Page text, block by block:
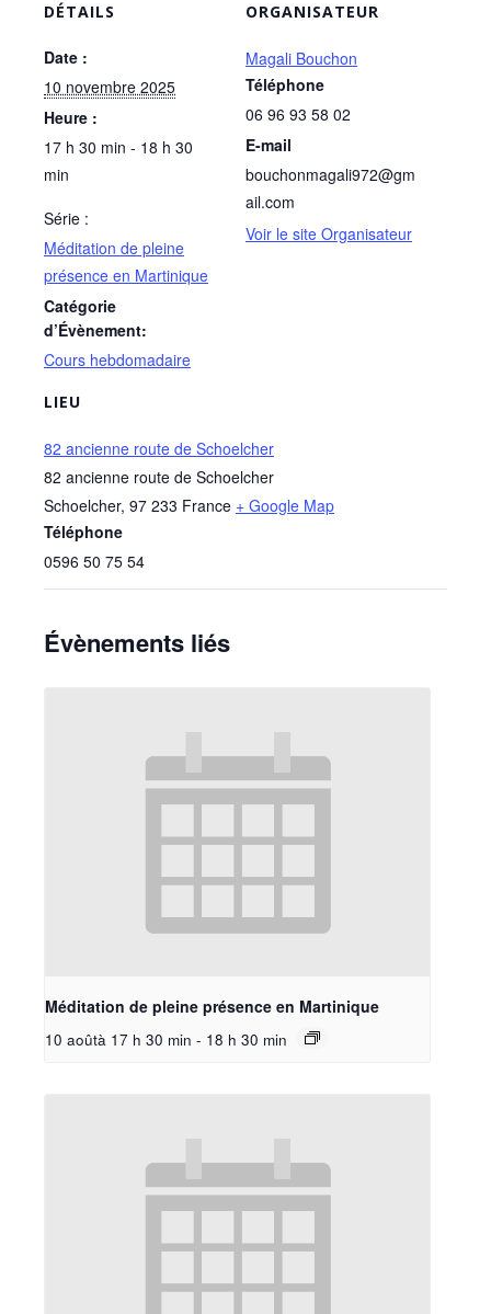
DÉTAILS
Date :
10 novembre 2025
Heure :
17 h 30 min - 18 h 30
min
Série :
Méditation de pleine
présence en Martinique
Catégorie
d’Évènement:
Cours hebdomadaire
LIEU
82 ancienne route de Schoelcher
82 ancienne route de Schoelcher
Schoelcher, 97 233 France + Google Map
Téléphone
0596 50 75 54
ORGANISATEUR
Magali Bouchon
Téléphone
06 96 93 58 02
E-mail
bouchonmagali972@gm
ail.com
Voir le site Organisateur
Évènements liés
Méditation de pleine présence en Martinique
10 aoûtà 17 h 30 min - 18 h 30 min